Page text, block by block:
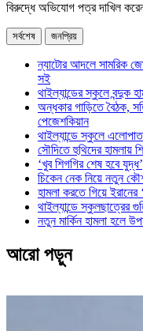
বিরুদ্ধে অভিযোগ পত্র দাখিল
সর্বশেষ জনপ্রিয়
ন্যাটোর আদলে সামরিক
সই
থাইল্যান্ডের স্কুলে বন্দুক
অন্ধকার গাড়িতে বৈঠক,
পেজেশকিয়ান
থাইল্যান্ডে স্কুলে
সৌদিতে হুথিদের
‘খুব শিগগির শেষ হবে
চিকেন নেক নিয়ে নতুন
হামলা করতে গিয়ে
থাইল্যান্ডে স্কুলছাত্রের
নতুন মার্কিন হামলা হলে
আরো পড়ুন